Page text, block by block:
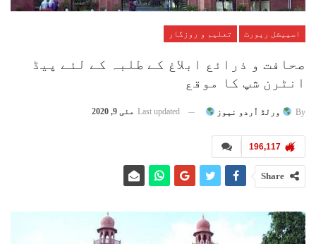
اسپیشل رپورٹ تعلیم و روزگار
صحافت و ذرائع ابلاغ کے طلبہ کے لئے پیڈ
انٹرن شپ کا موقع
By ورلڈ اُردو نیوز Last updated مئی 9, 2020
196,117
Share